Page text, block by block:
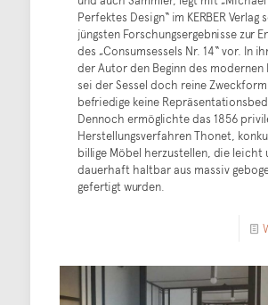
Perfektes Design“ im KERBER Verlag
jüngsten Forschungsergebnisse zur
des „Consumsessels Nr. 14“ vor. In
der Autor den Beginn des modernen
sei der Sessel doch reine
befriedige keine
Dennoch ermöglichte das 1856
Herstellungsverfahren Thonet,
billige Möbel herzustellen, die leicht
dauerhaft haltbar aus massiv
gefertigt wurden.